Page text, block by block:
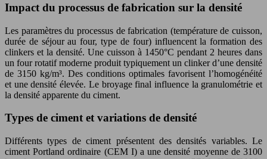
Impact du processus de fabrication sur la densité
Les paramètres du processus de fabrication (température de cuisson,
durée de séjour au four, type de four) influencent la formation des
clinkers et la densité. Une cuisson à 1450°C pendant 2 heures dans
un four rotatif moderne produit typiquement un clinker d’une densité
de 3150 kg/m³. Des conditions optimales favorisent l’homogénéité
et une densité élevée. Le broyage final influence la granulométrie et
la densité apparente du ciment.
Types de ciment et variations de densité
Différents types de ciment présentent des densités variables. Le
ciment Portland ordinaire (CEM I) a une densité moyenne de 3100